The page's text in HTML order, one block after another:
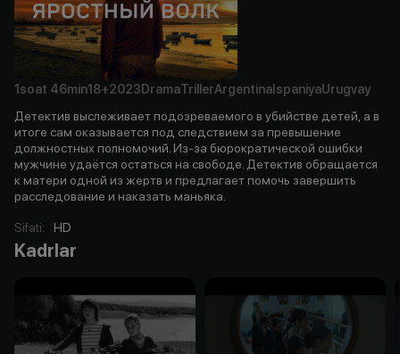
1soat 46min18+2023 DramaTrillerArgentina IspaniyaUrugvay
Детектив выслеживает подозреваемого в убийстве детей, а в
итоге сам оказывается под следствием за превышение
должностных полномочий. Из-за бюрократической ошибки
мужчине удаётся остаться на свободе. Детектив обращается
к матери одной из жертв и предлагает помочь завершить
расследование и наказать маньяка.
Sifati: HD
Kadrlar